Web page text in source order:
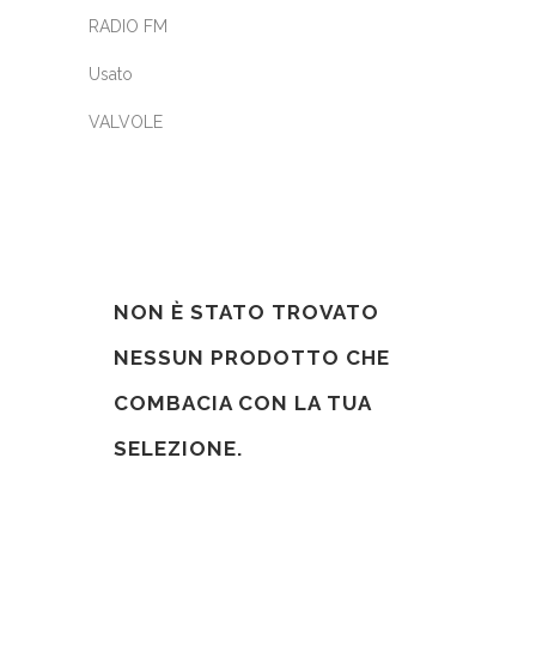
RADIO FM
Usato
VALVOLE
NON È STATO TROVATO
NESSUN PRODOTTO CHE
COMBACIA CON LA TUA
SELEZIONE.